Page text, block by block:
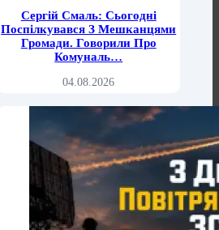
Сергій Смаль: Сьогодні
Поспілкувався З Мешканцями
Громади. Говорили Про
Комуналь…
04.08.2026